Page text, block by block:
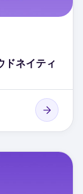
ドネイティ